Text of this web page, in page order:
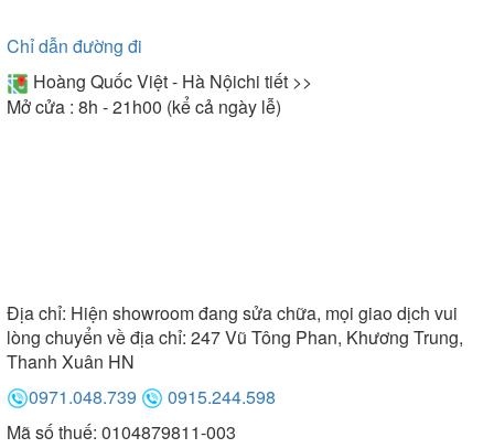
bẩn.
- Phần chân và khung bồn được làm từ chất liệu
inox cao cấp, giúp chống han gỉ và có độ bền cao.
- Kích thước nhỏ gọn của sản phẩm phù hợp với
6. Bảo hành
Bồn tắm Ares được bảo hành chính hãng trong 2
năm cho các linh kiện điện tử và 5 năm cho phần
thân bồn. Sản phẩm được bảo hành theo các điều
kiện của hãng tại Việt Nam.
Chỉ dẫn đường đi
Hoàng Quốc Việt - Hà Nộichi tiết >>
Mở cửa : 8h - 21h00 (kể cả ngày lễ)
Địa chỉ: Hiện showroom đang sửa chữa, mọi giao dịch vui
lòng chuyển về địa chỉ: 247 Vũ Tông Phan, Khương Trung,
Thanh Xuân HN
0971.048.739
0915.244.598
Mã số thuế: 0104879811-003